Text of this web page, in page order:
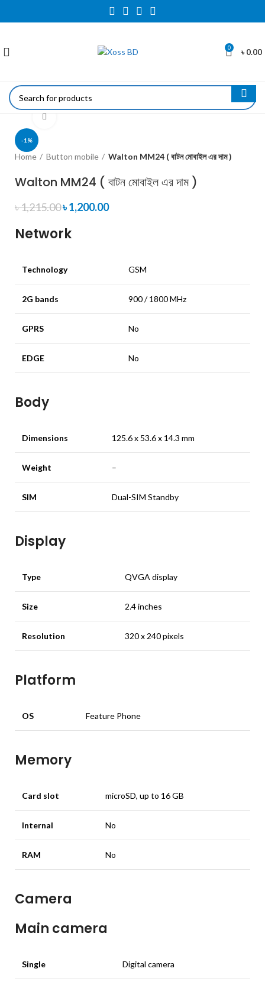
0 ৳0.00
-1%
Home Button mobile Walton MM24 ( বাটন মোবাইল এর দাম )
Walton MM24 ( বাটন মোবাইল এর দাম )
৳1,215.00৳1,200.00
Network
Technology GSM
2G bands 900 / 1800 MHz
GPRS No
EDGE No
Body
Dimensions 125.6 x 53.6 x 14.3 mm
Weight –
SIM Dual-SIM Standby
Display
Type QVGA display
Size 2.4 inches
Resolution 320 x 240 pixels
Platform
OS Feature Phone
Memory
Card slot microSD, up to 16 GB
Internal No
RAM No
Camera
Main camera
Single Digital camera